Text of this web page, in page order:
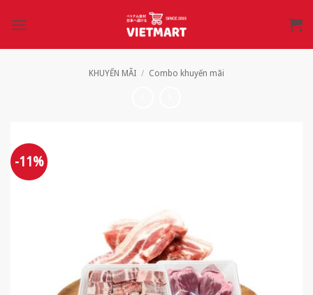
qua
KHUYẾN MÃI / Combo khuyến mãi
-11%